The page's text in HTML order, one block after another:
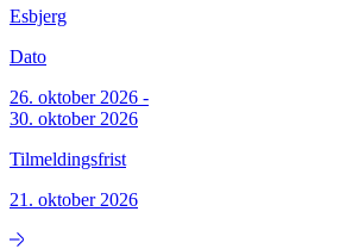
Esbjerg
Dato
26. oktober 2026 -
30. oktober 2026
Tilmeldingsfrist
21. oktober 2026